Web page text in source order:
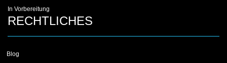
In Vorbereitung
RECHTLICHES
Blog